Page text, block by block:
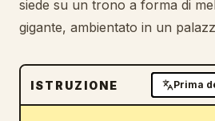
Prezzi
Scarica
siede su un trono a forma di
gigante, ambientato in un
ISTRUZIONE Prima